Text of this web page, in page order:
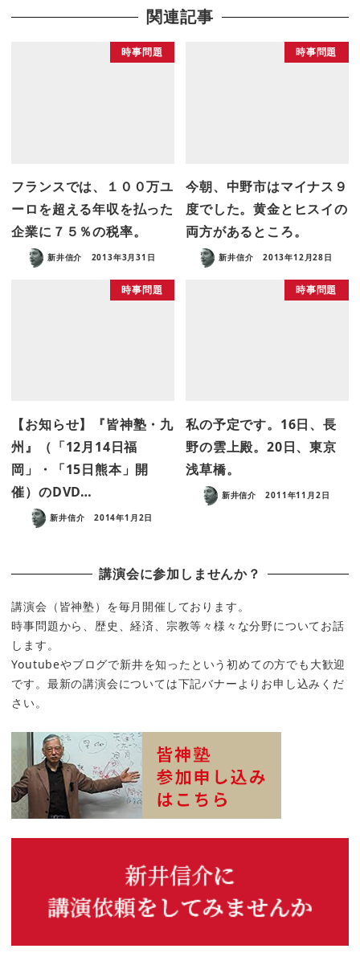
関連記事
時事問題
フランスでは、１００万ユ
ーロを超える年収を払った
企業に７５％の税率。
新井信介 2013年3月31日
時事問題
今朝、中野市はマイナス９
度でした。黄金とヒスイの
両方があるところ。
新井信介 2013年12月28日
時事問題
【お知らせ】『皆神塾・九
州』（「12月14日福
岡」・「15日熊本」開
催）のDVD…
新井信介 2014年1月2日
時事問題
私の予定です。16日、長
野の雲上殿。20日、東京
浅草橋。
新井信介 2011年11月2日
講演会に参加しませんか？
講演会（皆神塾）を毎月開催しております。
時事問題から、歴史、経済、宗教等々様々な分野についてお話
します。
Youtubeやブログで新井を知ったという初めての方でも大歓迎
です。最新の講演会については下記バナーよりお申し込みくだ
さい。